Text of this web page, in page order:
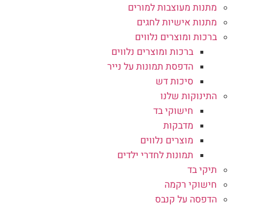
מתנות מעוצבות למורים
מתנות אישיות לחגים
ברכות ומוצרים נלווים
ברכות ומוצרים נלווים
הדפסת תמונות על נייר
סיכות דש
התינוקות שלנו
חישוקי בד
מדבקות
מוצרים נלווים
תמונות לחדרי ילדים
תיקי בד
חישוקי רקמה
הדפסה על קנבס